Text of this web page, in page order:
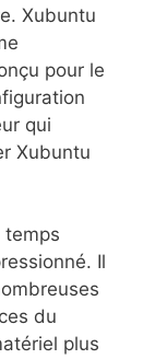
Xubuntu
pour le
qui
Xubuntu
temps
Il
du
plus